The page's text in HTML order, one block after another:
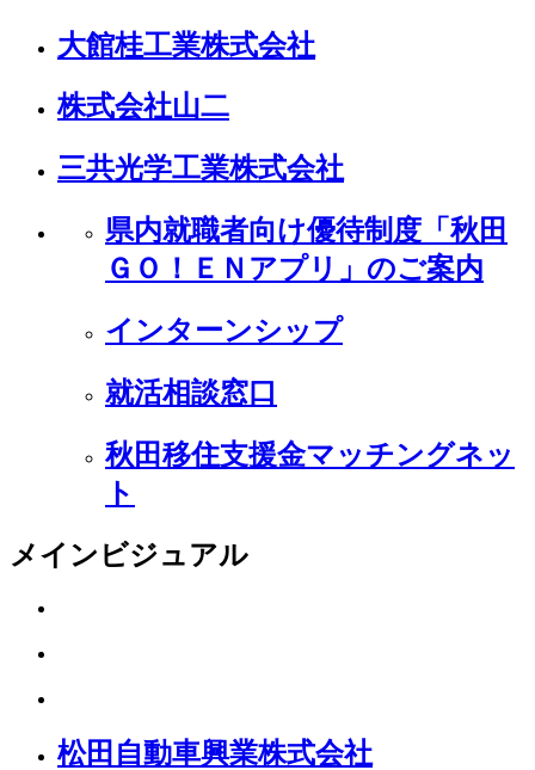
大館桂工業株式会社
株式会社山二
三共光学工業株式会社
県内就職者向け優待制度「秋田
ＧＯ！ＥＮアプリ」のご案内
インターンシップ
就活相談窓口
秋田移住支援金マッチングネッ
ト
メインビジュアル
松田自動車興業株式会社